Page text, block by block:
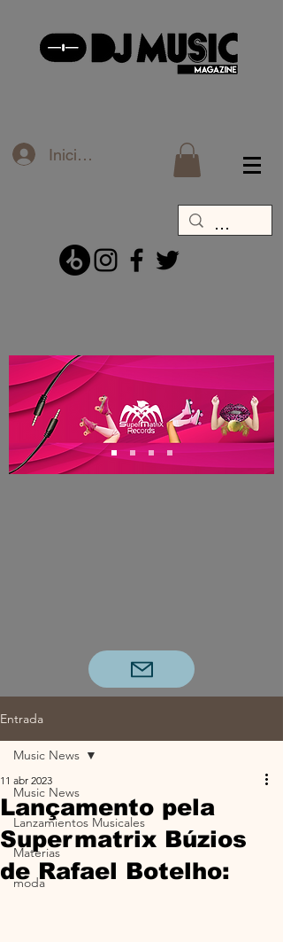
Iniciar sesión
Entrada
Music News
Lanzamientos Musicales
Materias
moda
Music News
Lançamento pela
Supermatrix Búzios
de Rafael Botelho:
11 abr 2023